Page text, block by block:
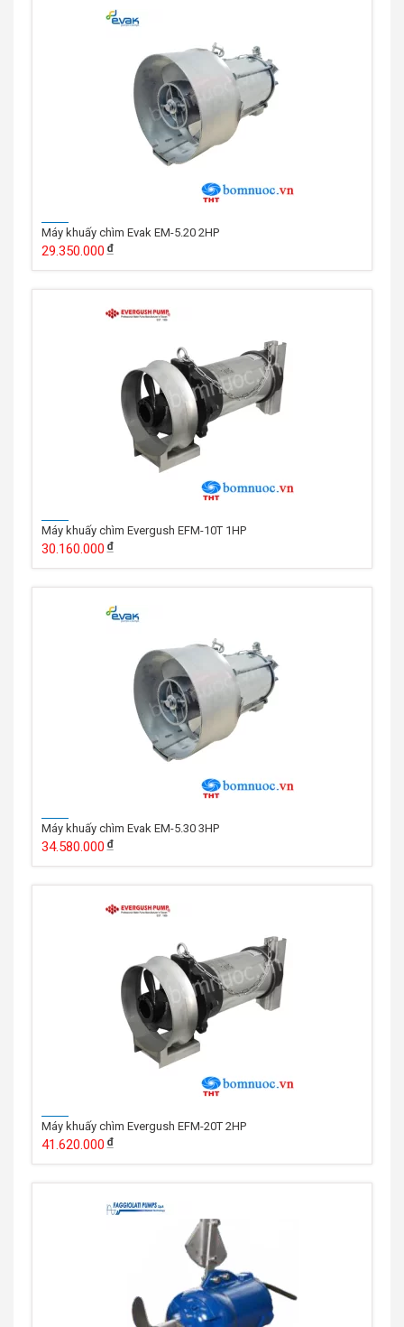
Máy khuấy chìm Evak EM-5.20 2HP
29.350.000
Máy khuấy chìm Evergush EFM-10T 1HP
30.160.000
Máy khuấy chìm Evak EM-5.30 3HP
34.580.000
Máy khuấy chìm Evergush EFM-20T 2HP
41.620.000